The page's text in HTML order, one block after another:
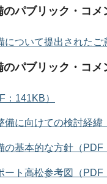
パブリック・コ
について提出された
パブリック・コ
141KB）
備に向けての検討経緯
の基本的な方針（PDF
ート高松参考図（PDF